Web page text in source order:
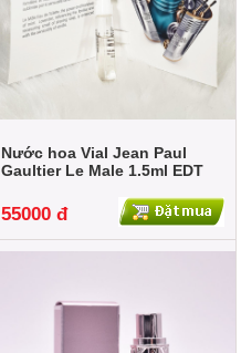
Nước hoa Vial Jean Paul
Gaultier Le Male 1.5ml EDT
55000 đ